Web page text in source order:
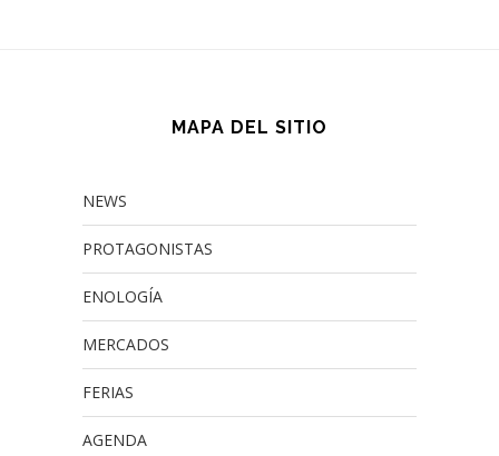
MAPA DEL SITIO
NEWS
PROTAGONISTAS
ENOLOGÍA
MERCADOS
FERIAS
AGENDA